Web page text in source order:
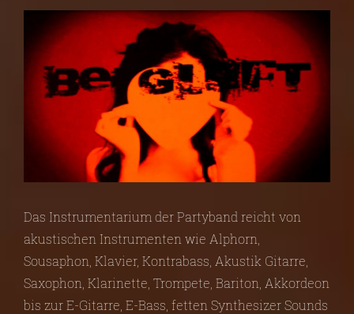
Das Instrumentarium der Partyband reicht von
akustischen Instrumenten wie Alphorn,
Sousaphon, Klavier, Kontrabass, Akustik Gitarre,
Saxophon, Klarinette, Trompete, Bariton, Akkordeon
bis zur E-Gitarre, E-Bass, fetten Synthesizer Sounds